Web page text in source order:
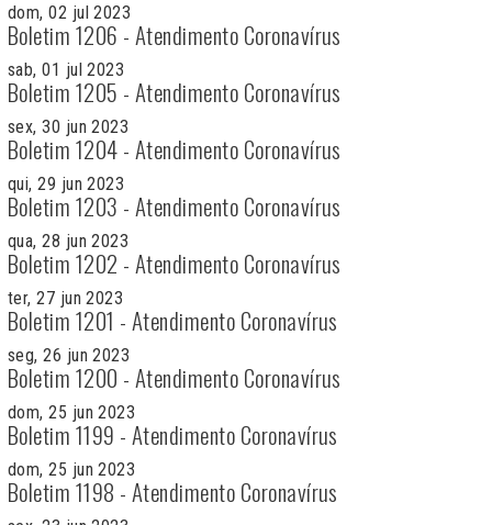
dom, 02 jul 2023
Boletim 1206 - Atendimento Coronavírus
sab, 01 jul 2023
Boletim 1205 - Atendimento Coronavírus
sex, 30 jun 2023
Boletim 1204 - Atendimento Coronavírus
qui, 29 jun 2023
Boletim 1203 - Atendimento Coronavírus
qua, 28 jun 2023
Boletim 1202 - Atendimento Coronavírus
ter, 27 jun 2023
Boletim 1201 - Atendimento Coronavírus
seg, 26 jun 2023
Boletim 1200 - Atendimento Coronavírus
dom, 25 jun 2023
Boletim 1199 - Atendimento Coronavírus
dom, 25 jun 2023
Boletim 1198 - Atendimento Coronavírus